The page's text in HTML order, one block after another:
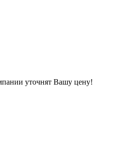
уточнят Вашу цену!